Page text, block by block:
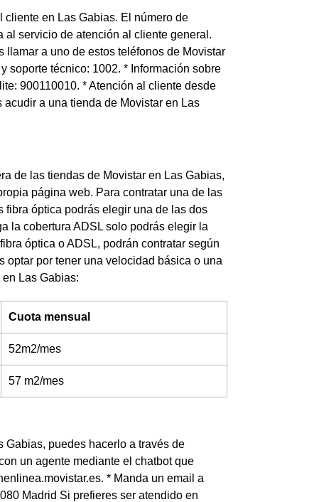
en Las Gabias. El número de
al servicio de atención al cliente general.
llamar a uno de estos teléfonos de Movistar
soporte técnico: 1002. * Información sobre
900110010. * Atención al cliente desde
a una tienda de Movistar en Las
de las tiendas de Movistar en Las Gabias,
página web. Para contratar una de las
fibra óptica podrás elegir una de las dos
la cobertura ADSL solo podrás elegir la
óptica o ADSL, podrán contratar según
optar por tener una velocidad básica o una
Las Gabias:
Cuota mensual
52m2/mes
57 m2/mes
Gabias, puedes hacerlo a través de
un agente mediante el chatbot que
* Manda un email a
Madrid Si prefieres ser atendido en